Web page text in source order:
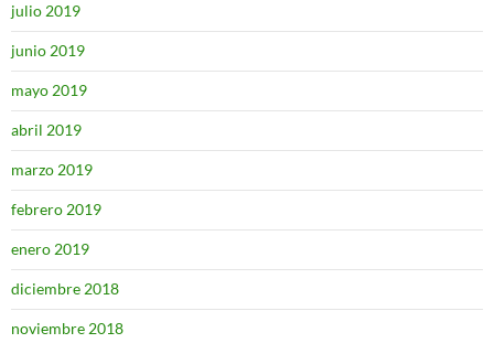
julio 2019
junio 2019
mayo 2019
abril 2019
marzo 2019
febrero 2019
enero 2019
diciembre 2018
noviembre 2018